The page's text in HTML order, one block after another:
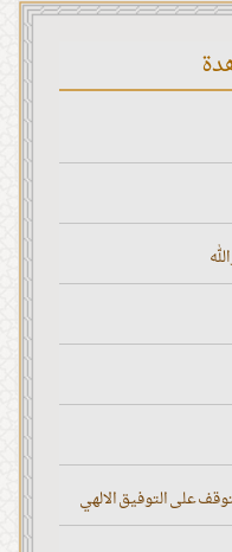
على التوفيق الالهي